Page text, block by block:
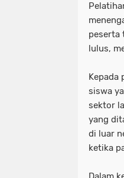
peserta
lulus,
Kepada
siswa
sektor
yang
di luar
ketika